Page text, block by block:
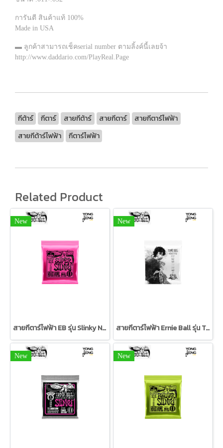
การันตี สินค้าแท้ 100%
Made in USA
▬ ลูกค้าสามารถเช็คserial number ตามลิ้งค์นี้เลยจ้า
http://www.daddario.com/PlayReal.Page
กีต้าร์ กีตาร์ สายกีต้าร์ สายกีตาร์
สายกีตาร์ไฟฟ้า
สายกีต้าร์ไฟฟ้า
กีตาร์ไฟฟ้า
Related Product
New
สายกีตาร์ไฟฟ้า EB รุ่น Slinky Nickel Wound (3 ชุด) 09/42
New
สายกีตาร์ไฟฟ้า Ernie Ball รุ่น Tim Henson 9.5/46
New New